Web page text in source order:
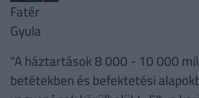
Fatér
Gyula
"A háztartások 8 000 - 10 000
betétekben és befektetési